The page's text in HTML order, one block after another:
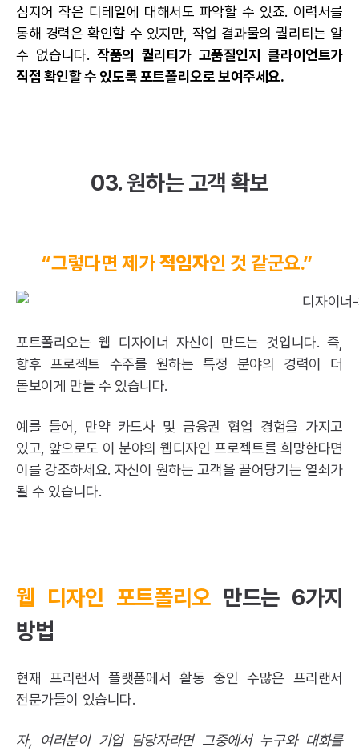
심지어 작은 디테일에 대해서도 파악할 수 있죠. 이력서를
통해 경력은 확인할 수 있지만, 작업 결과물의 퀄리티는 알
수 없습니다.작품의 퀄리티가 고품질인지 클라이언트가
직접 확인할 수 있도록 포트폴리오로 보여주세요.
03. 원하는 고객 확보
“그렇다면 제가적임자인 것 같군요.”
포트폴리오는 웹 디자이너 자신이 만드는 것입니다. 즉,
향후 프로젝트 수주를 원하는 특정 분야의 경력이 더
돋보이게 만들 수 있습니다.
예를 들어, 만약 카드사 및 금융권 협업 경험을 가지고
있고, 앞으로도 이 분야의 웹디자인 프로젝트를 희망한다면
이를 강조하세요. 자신이 원하는 고객을 끌어당기는 열쇠가
될 수 있습니다.
웹 디자인 포트폴리오만드는 6가지
방법
현재 프리랜서 플랫폼에서 활동 중인 수많은 프리랜서
전문가들이 있습니다.
자, 여러분이 기업 담당자라면 그중에서 누구와 대화를